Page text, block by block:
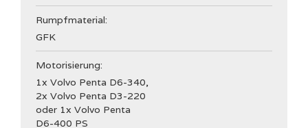
Rumpfmaterial:
GFK
Motorisierung:
1x Volvo Penta D6-340,
2x Volvo Penta D3-220
oder 1x Volvo Penta
D6-400 PS